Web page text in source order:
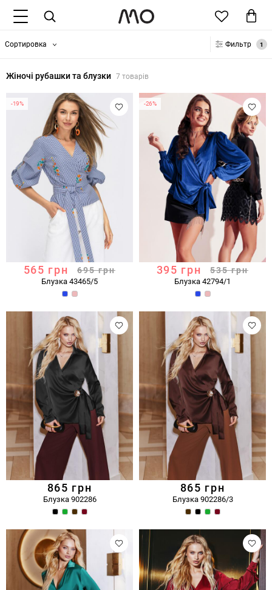
Сортировка Фильтр 1
Жіночі рубашки та блузки 7 товарів
-19%
565 грн 695 грн
Блузка 43465/5
-26%
395 грн 535 грн
Блузка 42794/1
865 грн
Блузка 902286
865 грн
Блузка 902286/3